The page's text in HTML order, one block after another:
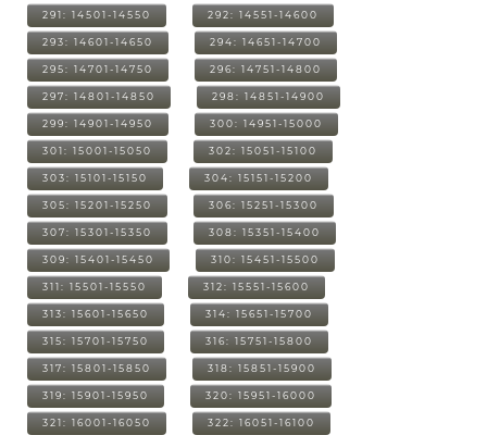
291: 14501-14550 292: 14551-14600
293: 14601-14650 294: 14651-14700
295: 14701-14750 296: 14751-14800
297: 14801-14850 298: 14851-14900
299: 14901-14950 300: 14951-15000
301: 15001-15050 302: 15051-15100
303: 15101-15150 304: 15151-15200
305: 15201-15250 306: 15251-15300
307: 15301-15350 308: 15351-15400
309: 15401-15450 310: 15451-15500
311: 15501-15550 312: 15551-15600
313: 15601-15650 314: 15651-15700
315: 15701-15750 316: 15751-15800
317: 15801-15850 318: 15851-15900
319: 15901-15950 320: 15951-16000
321: 16001-16050 322: 16051-16100